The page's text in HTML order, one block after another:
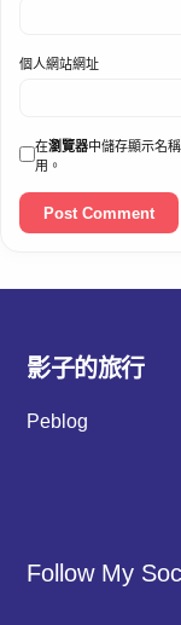
個人網站網址
在瀏覽器中儲存顯示名
用。
影子的旅行
Peblog
Follow My